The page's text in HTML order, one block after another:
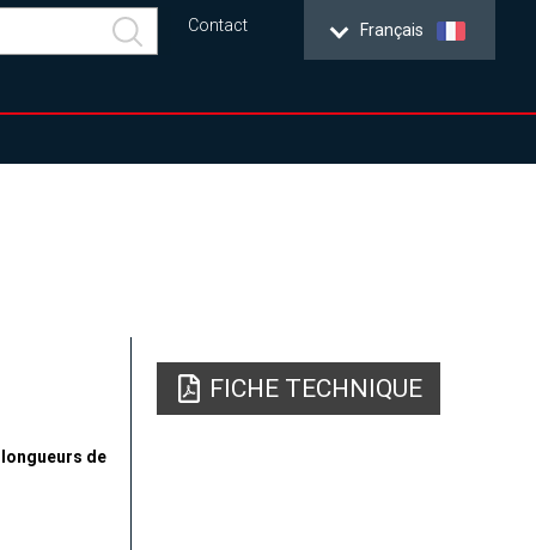
Français
Contact
de
FICHE TECHNIQUE